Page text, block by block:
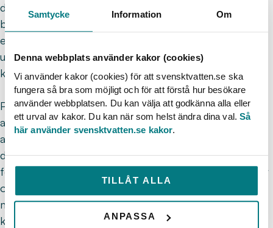
Samtycke Information Om
Denna webbplats använder kakor (cookies)
Vi använder kakor (cookies) för att svensktvatten.se ska
fungera så bra som möjligt och för att förstå hur besökare
använder webbplatsen. Du kan välja att godkänna alla eller
ett urval av kakor. Du kan när som helst ändra dina val.Så
här använder svensktvatten.se kakor.
TILLÅT ALLA
ANPASSA
denna strategi att organiskt material omdirigeras från
biogasproduktion, vilket kan påverka reningsverkens
energibalans. Dessutom kan valet av kolkälla påverka
utsläppen av lustgas (N₂O), en stark växthusgas som
kan uppstå i biologiska reningsprocesser.
Projektet syftar till att kvantifiera hur samproduktion
av intern kolkälla och biogas påverkar
avloppsreningsverks klimatavtryck, energibalans och
driftekonomi. Projektet ska även utveckla och
förbättra processmodeller för att bättre beskriva hur
olika kolkällor påverkar lustgasbildning och därmed
möjliggöra bättre strategier för att minska
klimatpåverkan från reningsverk.